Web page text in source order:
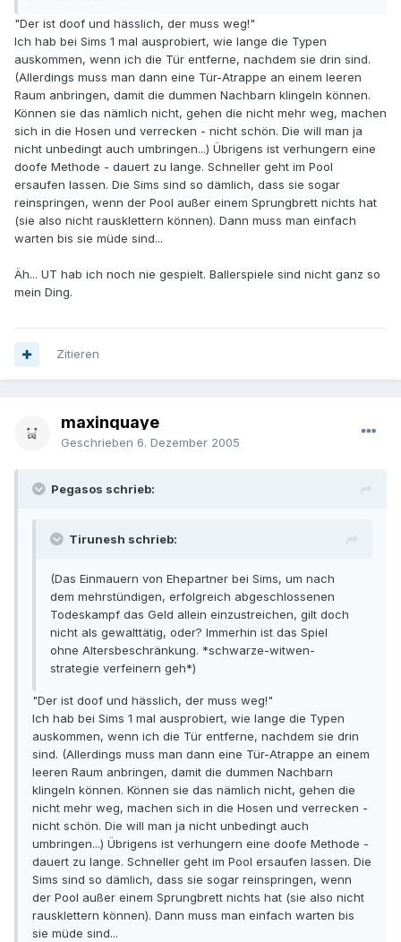
"Der ist doof und hässlich, der muss weg!"
Ich hab bei Sims 1 mal ausprobiert, wie lange die Typen
auskommen, wenn ich die Tür entferne, nachdem sie drin sind.
(Allerdings muss man dann eine Tür-Atrappe an einem leeren
Raum anbringen, damit die dummen Nachbarn klingeln können.
Können sie das nämlich nicht, gehen die nicht mehr weg, machen
sich in die Hosen und verrecken - nicht schön. Die will man ja
nicht unbedingt auch umbringen...) Übrigens ist verhungern eine
doofe Methode - dauert zu lange. Schneller geht im Pool
ersaufen lassen. Die Sims sind so dämlich, dass sie sogar
reinspringen, wenn der Pool außer einem Sprungbrett nichts hat
(sie also nicht rausklettern können). Dann muss man einfach
warten bis sie müde sind...
Äh... UT hab ich noch nie gespielt. Ballerspiele sind nicht ganz so
mein Ding.
Zitieren
maxinquaye
Geschrieben 6. Dezember 2005
Pegasos schrieb:
Tirunesh schrieb:
(Das Einmauern von Ehepartner bei Sims, um nach
dem mehrstündigen, erfolgreich abgeschlossenen
Todeskampf das Geld allein einzustreichen, gilt doch
nicht als gewalttätig, oder? Immerhin ist das Spiel
ohne Altersbeschränkung. *schwarze-witwen-
strategie verfeinern geh*)
"Der ist doof und hässlich, der muss weg!"
Ich hab bei Sims 1 mal ausprobiert, wie lange die Typen
auskommen, wenn ich die Tür entferne, nachdem sie drin
sind. (Allerdings muss man dann eine Tür-Atrappe an einem
leeren Raum anbringen, damit die dummen Nachbarn
klingeln können. Können sie das nämlich nicht, gehen die
nicht mehr weg, machen sich in die Hosen und verrecken -
nicht schön. Die will man ja nicht unbedingt auch
umbringen...) Übrigens ist verhungern eine doofe Methode -
dauert zu lange. Schneller geht im Pool ersaufen lassen. Die
Sims sind so dämlich, dass sie sogar reinspringen, wenn
der Pool außer einem Sprungbrett nichts hat (sie also nicht
rausklettern können). Dann muss man einfach warten bis
sie müde sind...